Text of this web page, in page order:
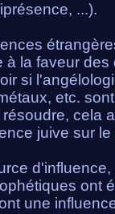
...).
à la faveur
si
etc.
résoudre, cela
juive sur
ont
une